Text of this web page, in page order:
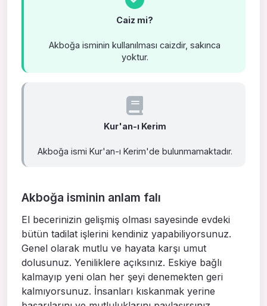
Caiz mi?
Akboğa isminin kullanılması caizdir, sakınca
yoktur.
Kur'an-ı Kerim
Akboğa ismi Kur'an-ı Kerim'de bulunmamaktadır.
Akboğa isminin anlam falı
El becerinizin gelişmiş olması sayesinde evdeki
bütün tadilat işlerini kendiniz yapabiliyorsunuz.
Genel olarak mutlu ve hayata karşı umut
dolusunuz. Yeniliklere açıksınız. Eskiye bağlı
kalmayıp yeni olan her şeyi denemekten geri
kalmıyorsunuz. İnsanları kıskanmak yerine